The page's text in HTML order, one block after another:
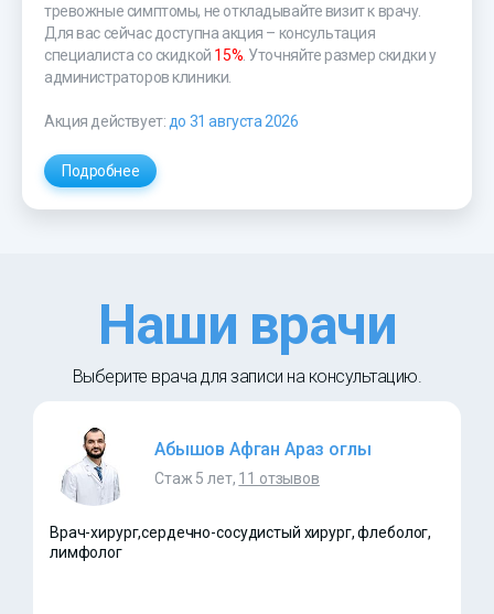
тревожные симптомы, не откладывайте визит к врачу.
Для вас сейчас доступна акция – консультация
специалиста со скидкой 15%. Уточняйте размер скидки у
администраторов клиники.
Акция действует:до 31 августа 2026
Подробнее
Наши врачи
Выберите врача для записи на консультацию.
Абышов Афган Араз оглы
Стаж 5 лет, 11 отзывов
Врач-хирург,сердечно-сосудистый хирург, флеболог,
лимфолог